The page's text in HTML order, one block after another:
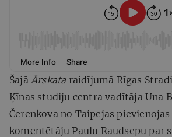
Šajā Ārskata raidījumā Rīgas
Ķīnas studiju centra vadītāja Una
Čerenkova no Taipejas
komentētāju Paulu Raudsepu par